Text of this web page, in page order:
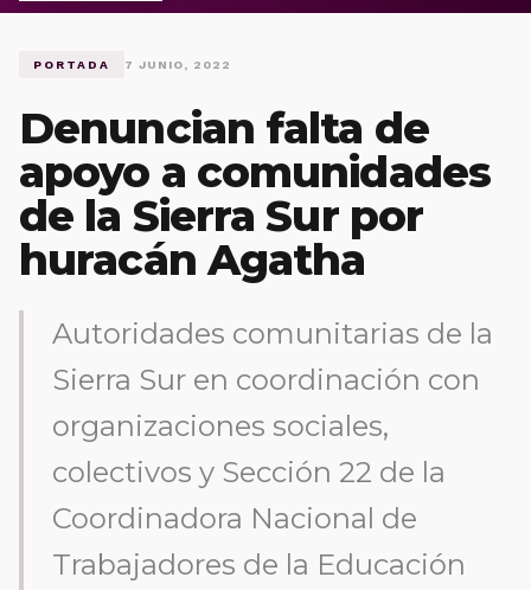
PORTADA 7 JUNIO, 2022
Denuncian falta de
apoyo a comunidades
de la Sierra Sur por
huracán Agatha
Autoridades comunitarias de la
Sierra Sur en coordinación con
organizaciones sociales,
colectivos y Sección 22 de la
Coordinadora Nacional de
Trabajadores de la Educación